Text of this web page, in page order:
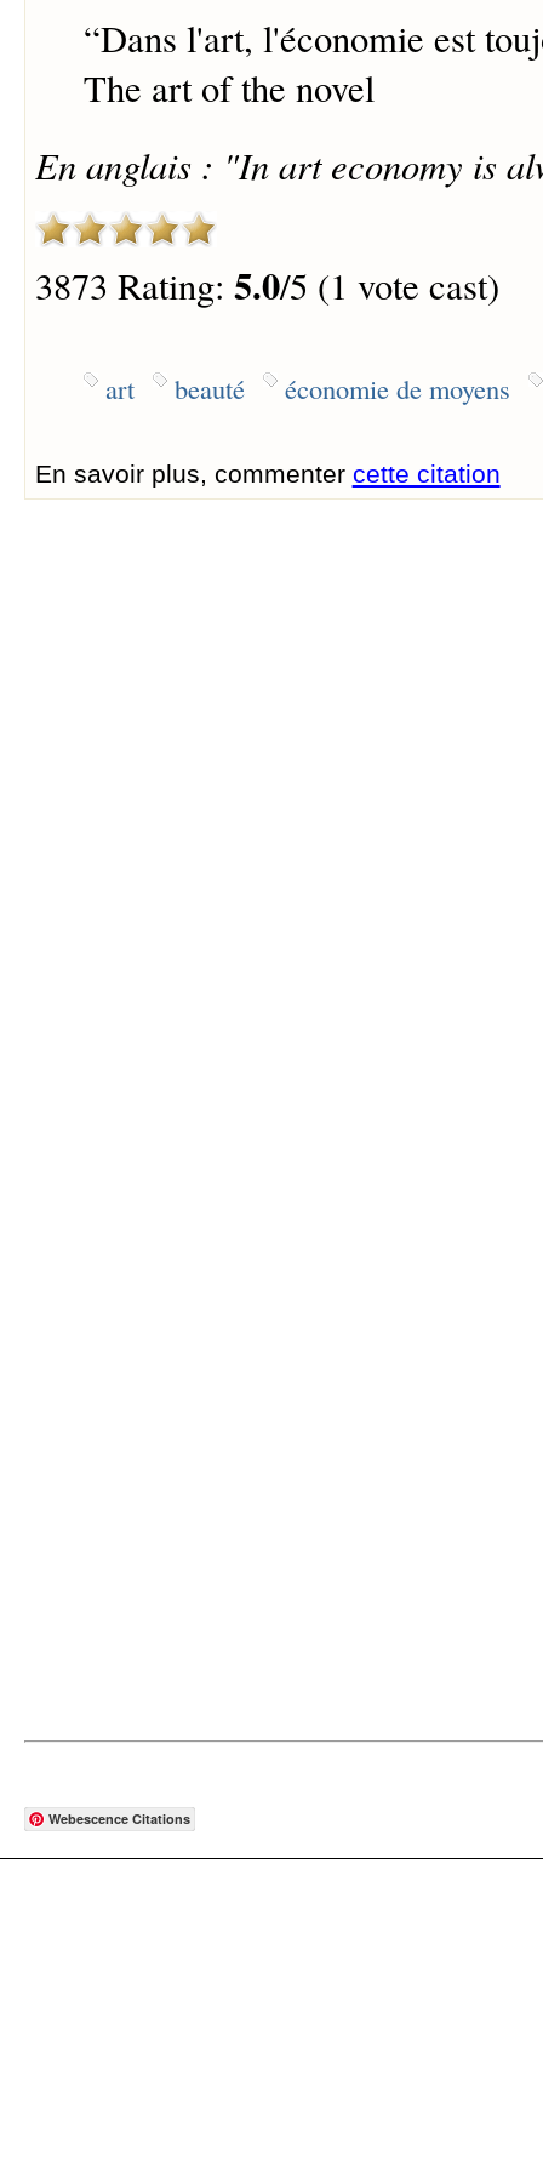
“Dans l'art, l'économie est
The art of the novel
En anglais : "In art economy is
3873 Rating: 5.0/5 (1 vote cast)
art beauté économie de moyens
En savoir plus, commenter cette citation
Webescence Citations